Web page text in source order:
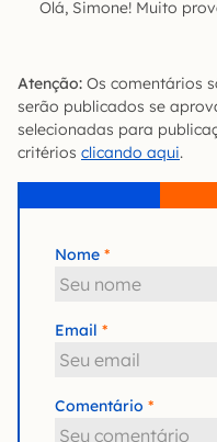
Olá, Simone! Muito
Atenção: Os comentários
serão publicados se
selecionadas para
critérios clicando aqui.
Nome
Email
Comentário